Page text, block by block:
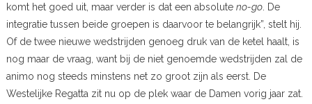
komt het goed uit, maar verder is dat een absolute no-go. De
integratie tussen beide groepen is daarvoor te belangrijk”, stelt hij.
Of de twee nieuwe wedstrijden genoeg druk van de ketel haalt, is
nog maar de vraag, want bij de niet genoemde wedstrijden zal de
animo nog steeds minstens net zo groot zijn als eerst. De
Westelijke Regatta zit nu op de plek waar de Damen vorig jaar zat.